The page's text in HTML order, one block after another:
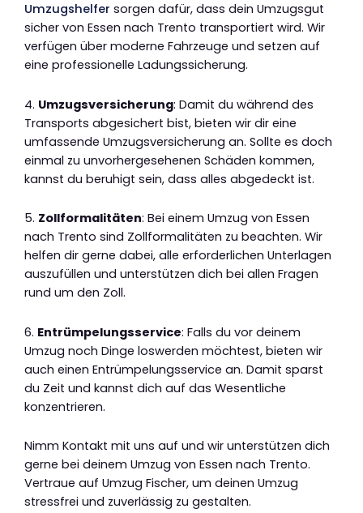
Umzugshelfer sorgen dafür, dass dein Umzugsgut
sicher von Essen nach Trento transportiert wird. Wir
verfügen über moderne Fahrzeuge und setzen auf
eine professionelle Ladungssicherung.
4. Umzugsversicherung: Damit du während des
Transports abgesichert bist, bieten wir dir eine
umfassende Umzugsversicherung an. Sollte es doch
einmal zu unvorhergesehenen Schäden kommen,
kannst du beruhigt sein, dass alles abgedeckt ist.
5. Zollformalitäten: Bei einem Umzug von Essen
nach Trento sind Zollformalitäten zu beachten. Wir
helfen dir gerne dabei, alle erforderlichen Unterlagen
auszufüllen und unterstützen dich bei allen Fragen
rund um den Zoll.
6. Entrümpelungsservice: Falls du vor deinem
Umzug noch Dinge loswerden möchtest, bieten wir
auch einen Entrümpelungsservice an. Damit sparst
du Zeit und kannst dich auf das Wesentliche
konzentrieren.
Nimm Kontakt mit uns auf und wir unterstützen dich
gerne bei deinem Umzug von Essen nach Trento.
Vertraue auf Umzug Fischer, um deinen Umzug
stressfrei und zuverlässig zu gestalten.